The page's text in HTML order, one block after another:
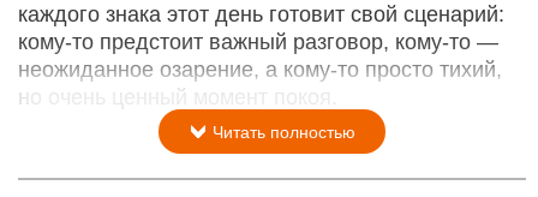
каждого знака этот день готовит свой сценарий:
кому‑то предстоит важный разговор, кому‑то —
неожиданное озарение, а кому‑то просто тихий,
но очень ценный момент покоя.
Читать полностью